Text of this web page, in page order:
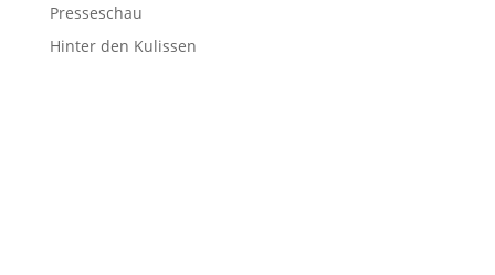
Presseschau
Hinter den Kulissen